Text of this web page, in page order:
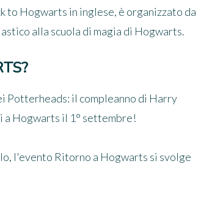
to Hogwarts in inglese, è organizzato da
alla scuola di magia di Hogwarts.
Potterheads: il compleanno di Harry
a Hogwarts il 1° settembre!
l'evento Ritorno a Hogwarts si svolge